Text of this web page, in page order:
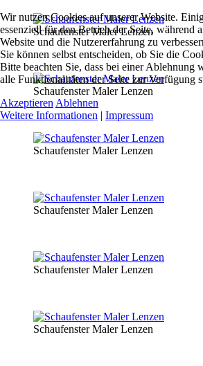
Schaufenster Maler Lenzen
Schaufenster Maler Lenzen
Schaufenster Maler Lenzen
Schaufenster Maler Lenzen
Schaufenster Maler Lenzen
Schaufenster Maler Lenzen
Wir nutzen Cookies auf unserer Website.
essenziell für den Betrieb der Seite, während
Website und die Nutzererfahrung zu
Sie können selbst entscheiden, ob Sie die
Bitte beachten Sie, dass bei einer Ablehnung
alle Funktionalitäten der Seite zur Verfügung
Akzeptieren Ablehnen
Weitere Informationen | Impressum